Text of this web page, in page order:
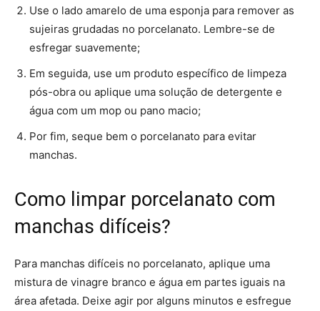
Use o lado amarelo de uma esponja para remover as
sujeiras grudadas no porcelanato. Lembre-se de
esfregar suavemente;
Em seguida, use um produto específico de limpeza
pós-obra ou aplique uma solução de detergente e
água com um mop ou pano macio;
Por fim, seque bem o porcelanato para evitar
manchas.
Como limpar porcelanato com
manchas difíceis?
Para manchas difíceis no porcelanato, aplique uma
mistura de vinagre branco e água em partes iguais na
área afetada. Deixe agir por alguns minutos e esfregue